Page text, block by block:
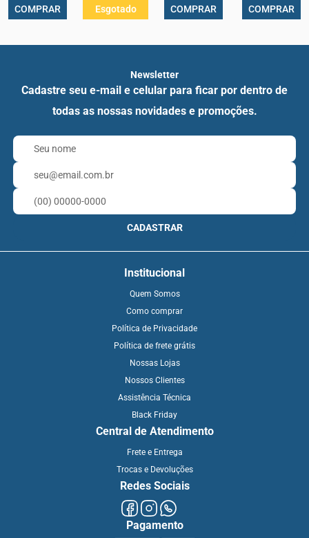
COMPRAR
Esgotado
COMPRAR
COMPRAR
Newsletter
Cadastre seu e-mail e celular para ficar por dentro de
todas as nossas novidades e promoções.
CADASTRAR
Institucional
Quem Somos
Como comprar
Política de Privacidade
Política de frete grátis
Nossas Lojas
Nossos Clientes
Assistência Técnica
Black Friday
Central de Atendimento
Frete e Entrega
Trocas e Devoluções
Redes Sociais
Pagamento